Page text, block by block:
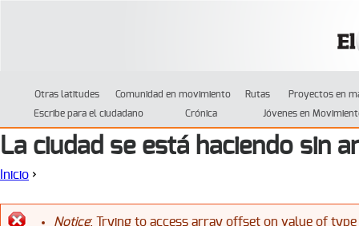
Otras latitudes Comunidad en movimiento Rutas
Proyectos en
Escribe para el ciudadano
Crónica Jóvenes en
La ciudad se está haciendo sin
Se encuentra usted aquí
Inicio ›
Notice: Trying to access array offset on value of